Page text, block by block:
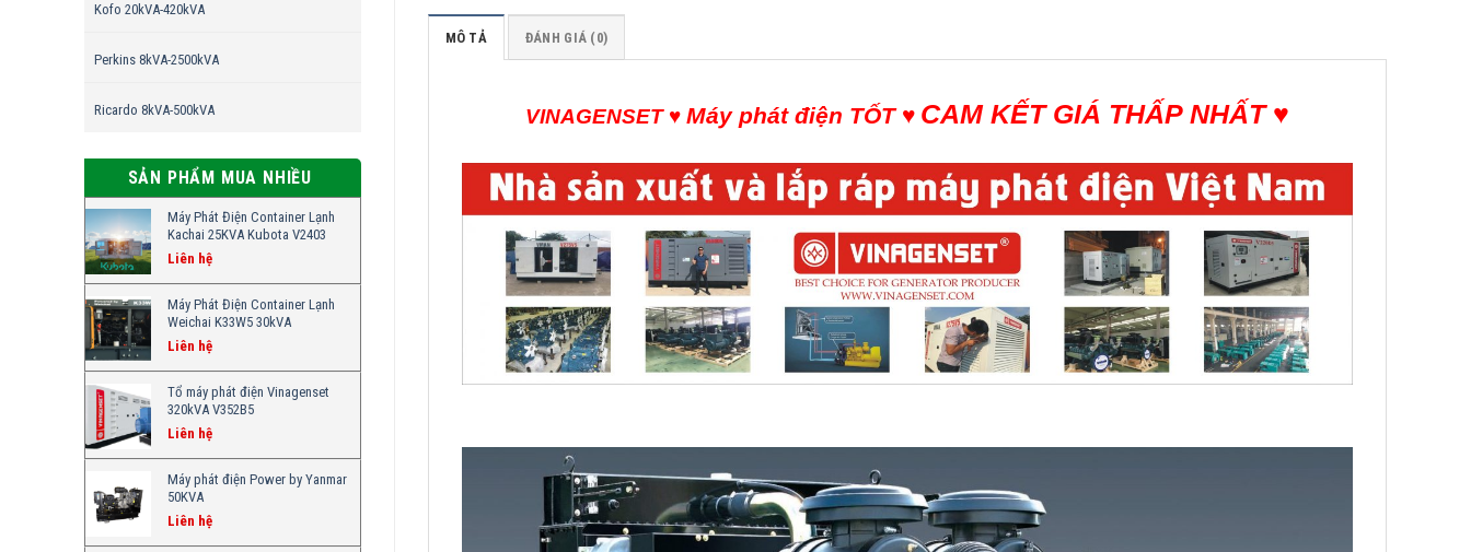
Kofo 20kVA-420kVA
Perkins 8kVA-2500kVA
Ricardo 8kVA-500kVA
SẢN PHẨM MUA NHIỀU
Máy Phát Điện Container Lạnh
Kachai 25KVA Kubota V2403
Liên hệ
Máy Phát Điện Container Lạnh
Weichai K33W5 30kVA
Liên hệ
Tổ máy phát điện Vinagenset
320kVA V352B5
Liên hệ
Máy phát điện Power by Yanmar
50KVA
Liên hệ
MÔ TẢ ĐÁNH GIÁ (0)
VINAGENSET ♥ Máy phát điện TỐT♥ CAM KẾT GIÁ THẤP NHẤT ♥